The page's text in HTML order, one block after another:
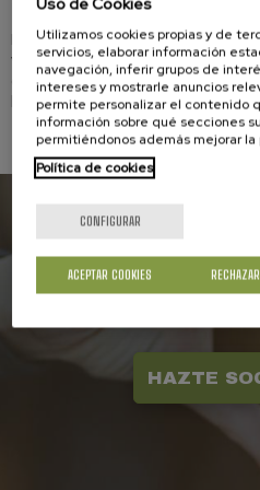
HIRUKIDE y UCE han suscrito
y para todas aquellas
de Hirukide tendrán un
la Unión de Consumidores de
Asóciate
Juntos seremos más
HAZTE
Utilizamos cookies propias y de
servicios, elaborar información
navegación, inferir grupos de
intereses y mostrarle anuncios
permite personalizar el contenido
información sobre qué secciones
permitiéndonos además mejorar
Política de cookies
CONFIGURAR
ACEPTAR COOKIES